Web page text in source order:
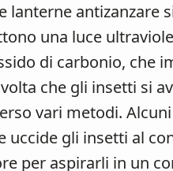
lanterne antizanzare
una luce
di carbonio, che
che gli insetti si
vari metodi.
uccide gli insetti al
per aspirarli in un